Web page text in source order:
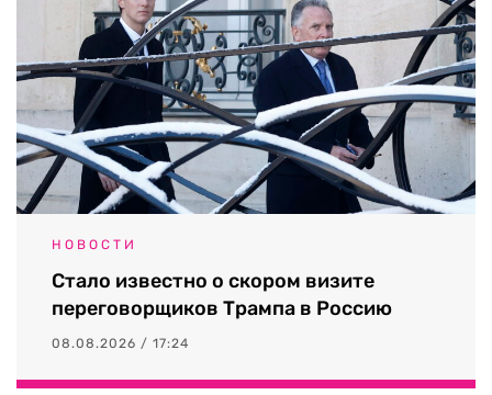
НОВОСТИ
Стало известно о скором визите
переговорщиков Трампа в Россию
08.08.2026 / 17:24